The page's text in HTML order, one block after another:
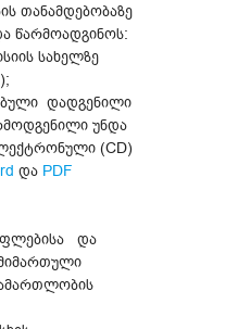
თანამდებობაზე
წარმოადგინოს:
სახელზე
);
დადგენილი
უნდა
(CD)
და PDF
და